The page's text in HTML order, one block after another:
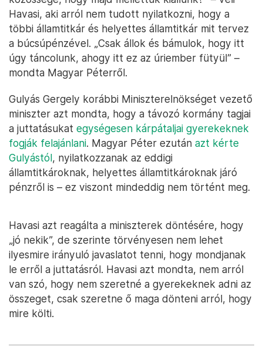
Havasi, aki arról nem tudott nyilatkozni, hogy a
többi államtitkár és helyettes államtitkár mit tervez
a búcsúpénzével. „Csak állok és bámulok, hogy itt
úgy táncolunk, ahogy itt ez az úriember fütyül” –
mondta Magyar Péterről.
Gulyás Gergely korábbi Miniszterelnökséget vezető
miniszter azt mondta, hogy a távozó kormány tagjai
a juttatásukat egységesen kárpátaljai gyerekeknek
fogják felajánlani. Magyar Péter ezután azt kérte
Gulyástól, nyilatkozzanak az eddigi
államtitkároknak, helyettes államtitkároknak járó
pénzről is – ez viszont mindeddig nem történt meg.
Havasi azt reagálta a miniszterek döntésére, hogy
„jó nekik”, de szerinte törvényesen nem lehet
ilyesmire irányuló javaslatot tenni, hogy mondjanak
le erről a juttatásról. Havasi azt mondta, nem arról
van szó, hogy nem szeretné a gyerekeknek adni az
összeget, csak szeretne ő maga dönteni arról, hogy
mire költi.